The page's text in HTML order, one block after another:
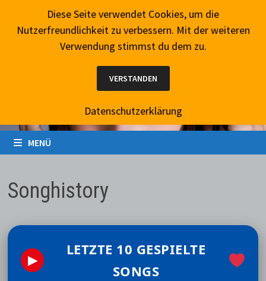
Inhalt
7. August 2026
MENÜ
Songhistory
▶
LETZTE 10 GESPIELTE
SONGS
Diese Seite verwendet Cookies, um die
Nutzerfreundlichkeit zu verbessern. Mit der weiteren
Verwendung stimmst du dem zu.
VERSTANDEN
Datenschutzerklärung